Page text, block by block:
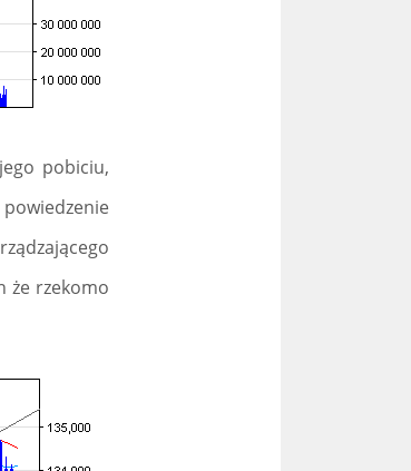
pobiciu,
że rzekomo